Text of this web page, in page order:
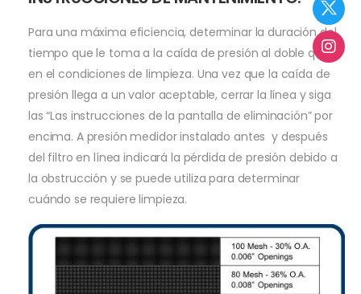
Para una máxima eficiencia, determinar la duración del
tiempo que le toma a la caída de presión al doble que
en el condiciones de limpieza. Una vez que la caída de
presión llega a un valor aceptable, cerrar la línea y siga
las “Las instrucciones de la pantalla de eliminación” por
encima. A presión medidor instalado antes y después
del filtro en línea indicará la pérdida de presión debido a
la obstrucción y se puede utiliza para determinar
cuándo se requiere limpieza.